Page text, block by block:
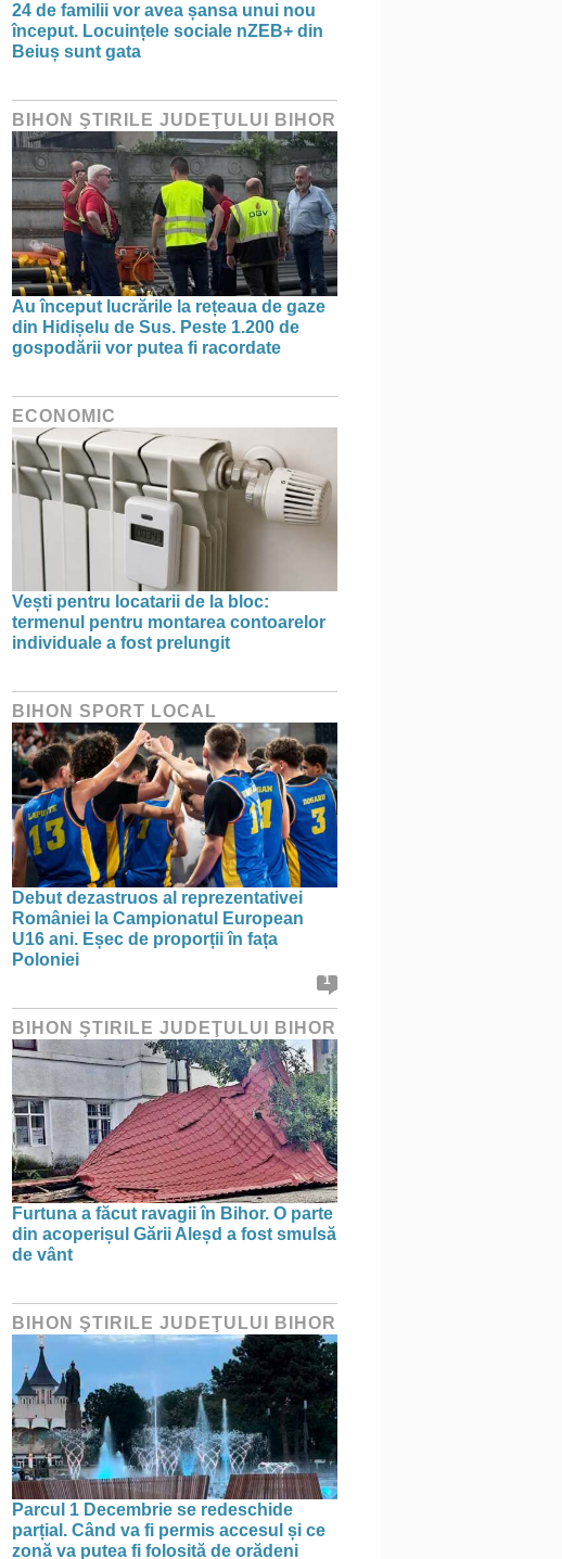
24 de familii vor avea șansa unui nou
început. Locuințele sociale nZEB+ din
Beiuș sunt gata
BIHON ŞTIRILE JUDEŢULUI BIHOR
Au început lucrările la rețeaua de gaze
din Hidișelu de Sus. Peste 1.200 de
gospodării vor putea fi racordate
ECONOMIC
Vești pentru locatarii de la bloc:
termenul pentru montarea contoarelor
individuale a fost prelungit
BIHON SPORT LOCAL
Debut dezastruos al reprezentativei
României la Campionatul European
U16 ani. Eșec de proporții în fața
Poloniei
1
BIHON ŞTIRILE JUDEŢULUI BIHOR
Furtuna a făcut ravagii în Bihor. O parte
din acoperișul Gării Aleșd a fost smulsă
de vânt
BIHON ŞTIRILE JUDEŢULUI BIHOR
Parcul 1 Decembrie se redeschide
parțial. Când va fi permis accesul și ce
zonă va putea fi folosită de orădeni